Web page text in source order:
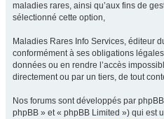
maladies rares, ainsi qu’aux fins de
sélectionné cette option,
Maladies Rares Info Services, éditeur
conformément à ses obligations
données ou en rendre l’accès
directement ou par un tiers, de tout
Nos forums sont développés par
phpBB » et « phpBB Limited ») qui est